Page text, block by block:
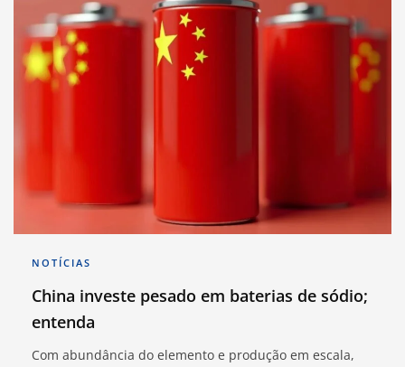
NOTÍCIAS
China investe pesado em baterias de sódio;
entenda
Com abundância do elemento e produção em escala,